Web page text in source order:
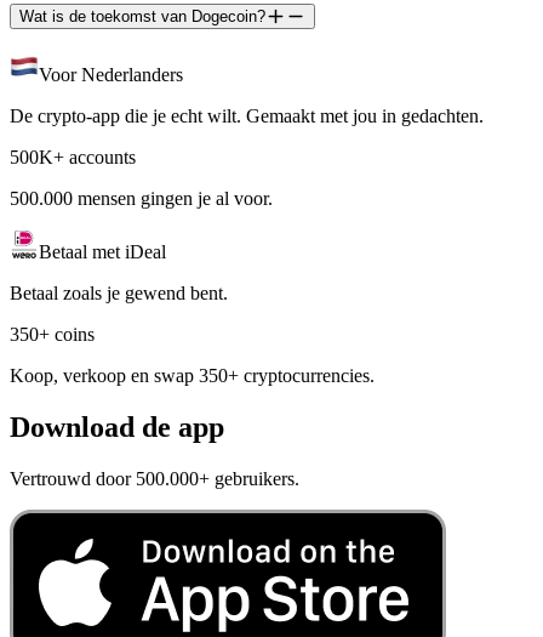
Wat is de toekomst van Dogecoin?
Voor Nederlanders
De crypto-app die je echt wilt. Gemaakt met jou in gedachten.
500K+ accounts
500.000 mensen gingen je al voor.
Betaal met iDeal
Betaal zoals je gewend bent.
350+ coins
Koop, verkoop en swap 350+ cryptocurrencies.
Download de app
Vertrouwd door 500.000+ gebruikers.